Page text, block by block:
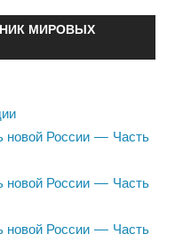
МИРОВЫХ
новой России — Часть
новой России — Часть
новой России — Часть